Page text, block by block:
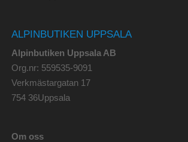
ALPINBUTIKEN UPPSALA
Alpinbutiken Uppsala AB
Org.nr: 559535-9091
Verkmästargatan 17
754 36Uppsala
Om oss